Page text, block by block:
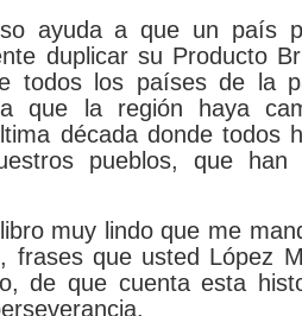
ayuda a que un país
duplicar su Producto
todos los países de la
que la región haya
década donde todos
pueblos, que han
muy lindo que me
frases que usted López
de que cuenta esta